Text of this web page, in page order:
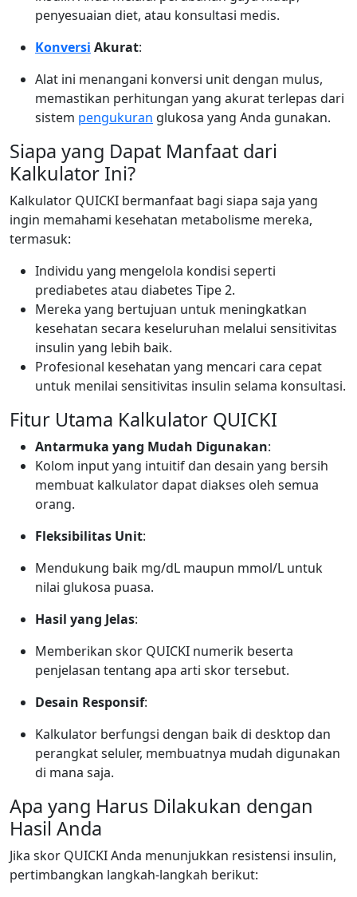
penyesuaian diet, atau konsultasi medis.
Konversi Akurat:
Alat ini menangani konversi unit dengan mulus,
memastikan perhitungan yang akurat terlepas dari
sistem pengukuran glukosa yang Anda gunakan.
Siapa yang Dapat Manfaat dari
Kalkulator Ini?
Kalkulator QUICKI bermanfaat bagi siapa saja yang
ingin memahami kesehatan metabolisme mereka,
termasuk:
Individu yang mengelola kondisi seperti
prediabetes atau diabetes Tipe 2.
Mereka yang bertujuan untuk meningkatkan
kesehatan secara keseluruhan melalui sensitivitas
insulin yang lebih baik.
Profesional kesehatan yang mencari cara cepat
untuk menilai sensitivitas insulin selama konsultasi.
Fitur Utama Kalkulator QUICKI
Antarmuka yang Mudah Digunakan:
Kolom input yang intuitif dan desain yang bersih
membuat kalkulator dapat diakses oleh semua
orang.
Fleksibilitas Unit:
Mendukung baik mg/dL maupun mmol/L untuk
nilai glukosa puasa.
Hasil yang Jelas:
Memberikan skor QUICKI numerik beserta
penjelasan tentang apa arti skor tersebut.
Desain Responsif:
Kalkulator berfungsi dengan baik di desktop dan
perangkat seluler, membuatnya mudah digunakan
di mana saja.
Apa yang Harus Dilakukan dengan
Hasil Anda
Jika skor QUICKI Anda menunjukkan resistensi insulin,
pertimbangkan langkah-langkah berikut: